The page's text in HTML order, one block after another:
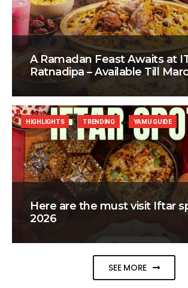
A Ramadan Feast Awaits at
Ratnadipa – Available Till
Here are the must visit Iftar
2026
HIGHLIGHTS TRENDING YAMU GUIDE
SEE MORE